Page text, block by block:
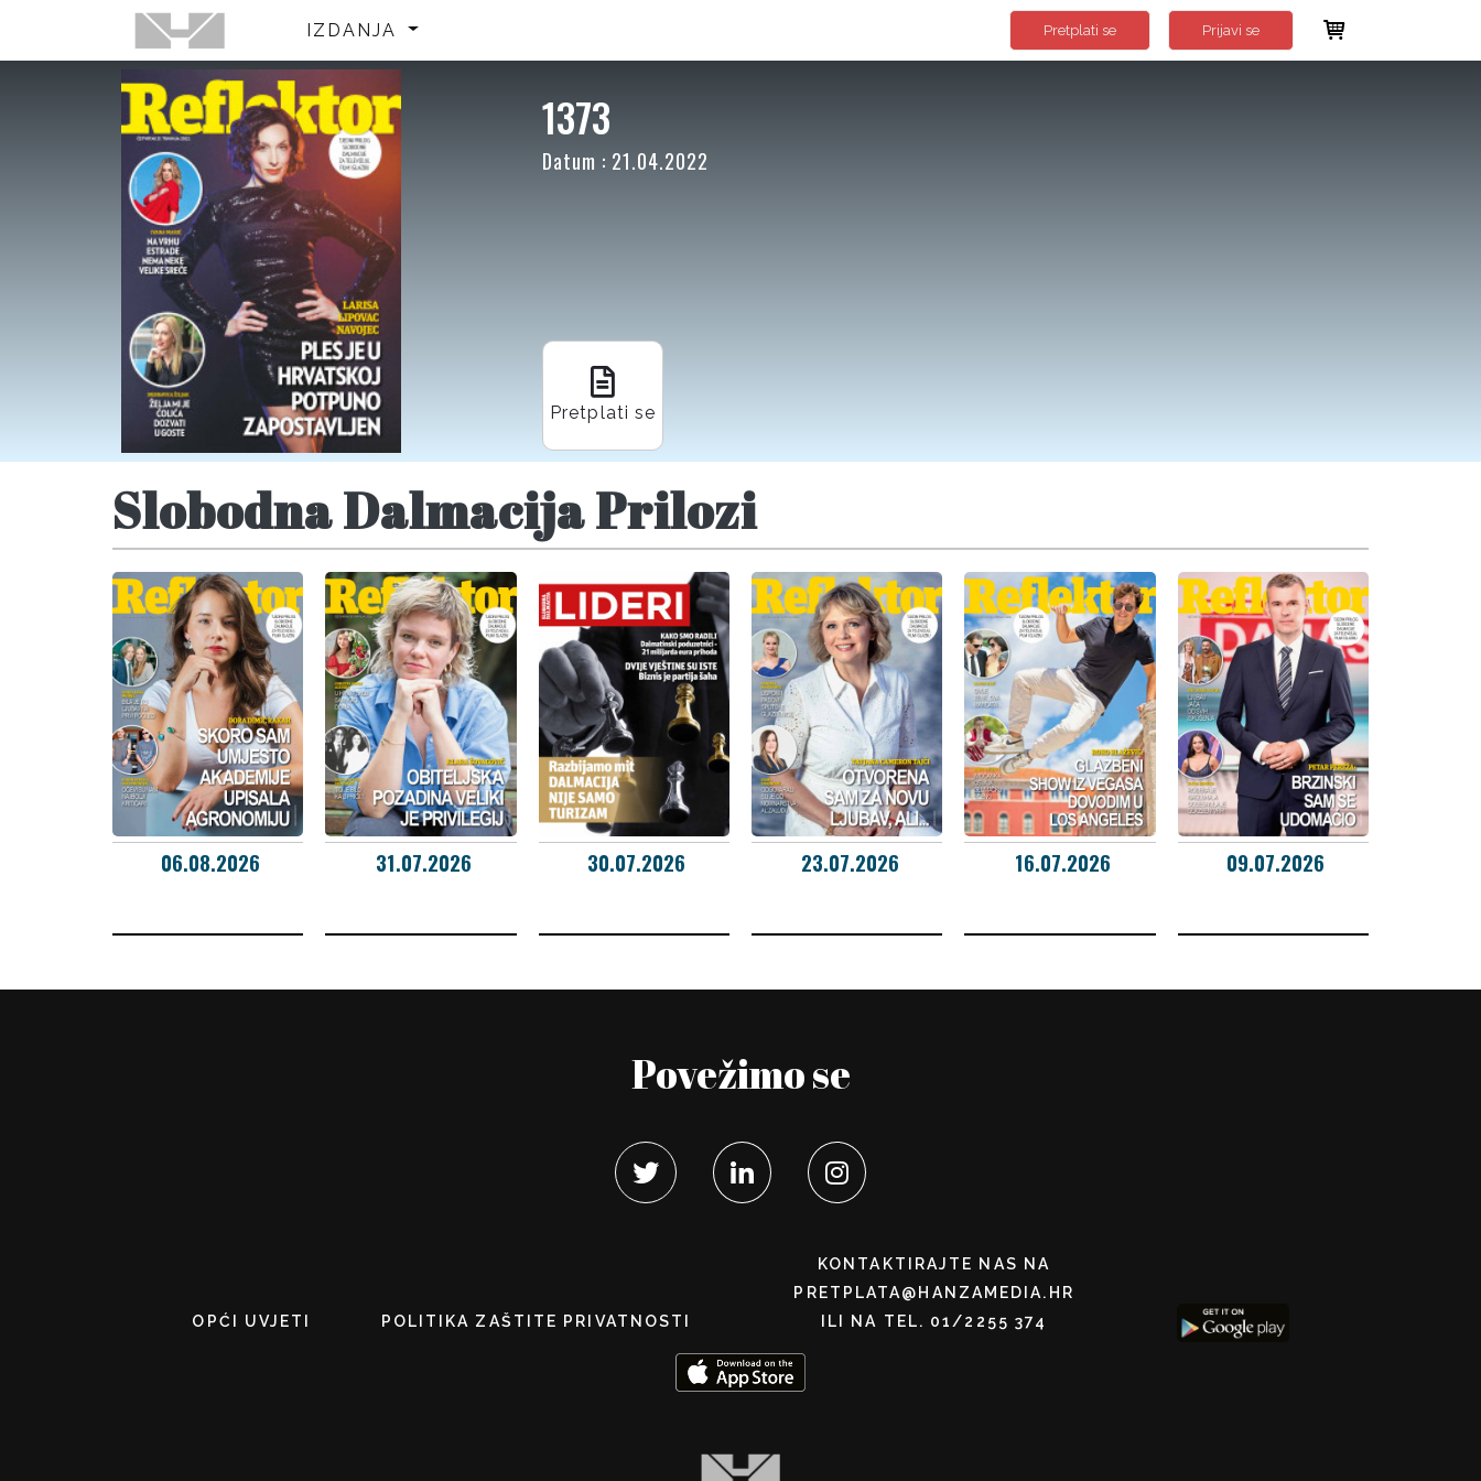
IZDANJA Pretplati se Prijavi se
1373
Datum : 21.04.2022
Pretplati se
Slobodna Dalmacija Prilozi
06.08.2026 31.07.2026 30.07.2026 23.07.2026 16.07.2026 09.07.2026
Povežimo se
OPĆI UVJETI POLITIKA ZAŠTITE PRIVATNOSTI
KONTAKTIRAJTE NAS NA
PRETPLATA@HANZAMEDIA.HR
ILI NA TEL. 01/2255 374